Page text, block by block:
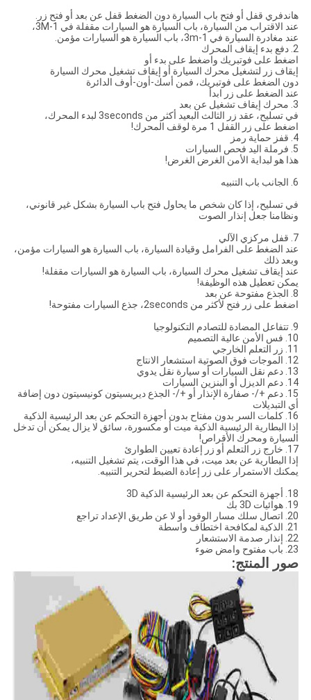
هاندفري قفل أو فتح باب السيارة دون الضغط قفل عن بعد أو فتح زر.
عند الاقتراب من السيارة، باب السيارة هو السيارات مقفلة في 1-3M،
عند مغادرة السيارة في 1-3m، باب السيارة هو السيارات مؤمن.
2. دفع بدء إيقاف المحرك
اضغط على فوتبريك واضغط على بدء أو
إيقاف زر لتشغيل محرك السيارة أو إيقاف تشغيل محرك السيارة
دون الضغط على فوتبريك، فمن أسك-أون-أوف الدائرة
عند الضغط على زر ابدأ
3. محرك إيقاف تشغيل عن بعد
في تسليح، عقد زر الثالث البعيد أكثر من 3seconds لبدء المحرك،
اضغط على زر القفل 1 مرة لوقف المحرك!
4. قفز حماية رمز
5. فرملة اليد فحص السيارات
هذا هو لبداية الأمن الغرض الغرض!
6. الجانب باب التنبيه
في تسليح، إذا كان شخص ما يحاول فتح باب السيارة بشكل غير قانوني،
ونظامنا جعل إنذار الصوت
7. قفل مركزي الآلي
عند الضغط على الفرامل وقيادة السيارة، باب السيارة هو السيارات مؤمن،
وبعد ذلك
عند إيقاف تشغيل محرك السيارة، باب السيارة هو السيارات مقفلة!
يمكن تعطيل هذه الوظيفة!
8. الجذع مفتوحة عن بعد
اضغط على زر فتح لأكثر من 2seconds، جذع السيارات مفتوحة!
9. تتفاعل المضادة للتصادم التكنولوجيا
10. فس الأمن عالية التصميم
11. زر التعلم الخارجي
12. الموجات فوق الصوتية استشعار الانتاج
13. دعم نقل السيارات أو سيارة نقل يدوي
14. دعم الديزل أو البنزين السيارات
15. دعم +/- صفارة الإنذار أو +/- الجذع ديريسيتون كونيسيتون دون إضافة
أي التبديلات
16. كلمات السر بدون مفتاح بدون أجهزة التحكم عن بعد الرئيسية الذكية
إذا البطارية الرئيسية الذكية ميت أو مكسورة، سائق لا يزال يمكن أن تدخل
السيارة ومحرك الأقراص!
17. خارج زر التعلم أو زر إعادة تعيين الطوارئ
إذا البطارية عن بعد ميت، في هذا الوقت، يتم تشغيل التنبيه،
يمكنك الاستمرار على زر إعادة الضبط لتحرير التنبيه.
18. أجهزة التحكم عن بعد الرئيسية الذكية 3D
19. هوائيات 3D بك
20. اتصال سلك مسار الوقود أو لا عن طريق الإعداد تراجع
21. الذكية لمكافحة اختطاف واسطة
22. إنذار صدمة الاستشعار
23. باب مفتوح وامض ضوء
صور المنتج: